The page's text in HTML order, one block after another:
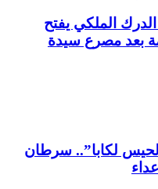
الملكي يفتح
بعد مصرع سيدة
لكابا”.. سرطان